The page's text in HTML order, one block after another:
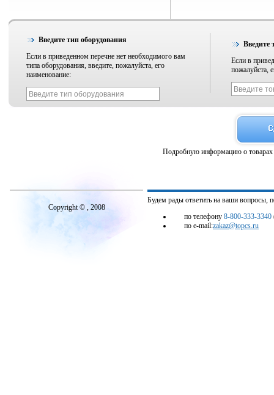
Введите тип оборудования
Если в приведенном перечне нет необходимого вам
типа оборудования, введите, пожалуйста, его
наименование:
Введите
Если в
пожалуйста,
Подробную информацию о товарах
Copyright © , 2008
Будем рады ответить на ваши вопросы,
по телефону 8-800-333-3340
по e-mail:zakaz@topcs.ru